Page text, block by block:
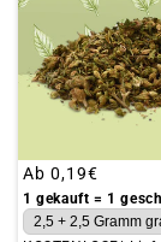
Üblicher
Preis
Ab 0,19€
1 gekauft = 1